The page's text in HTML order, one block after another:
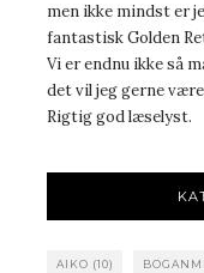
men ikke mindst er
fantastisk Golden
Vi er endnu ikke så
det vil jeg gerne
Rigtig god læselyst.
AIKO (10)